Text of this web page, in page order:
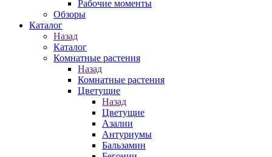
Рабочие моменты
Обзоры
Каталог
Назад
Каталог
Комнатные растения
Назад
Комнатные растения
Цветущие
Назад
Цветущие
Азалии
Антуриумы
Бальзамин